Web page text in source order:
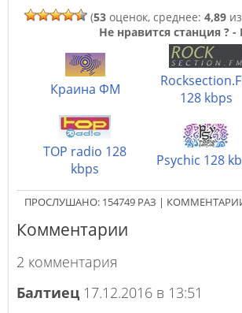
(53 оценок, среднее: 4,89
Не нравится станция ?
Краина ФМ
128 kbps
TOP radio 128
kbps
Psychic 128
ПРОСЛУШАНО: 154749 РАЗ |
Комментарии
2 комментария
Балтиец 17.12.2016 в 13:51